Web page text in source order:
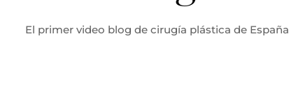
El primer video blog de cirugía plástica de España